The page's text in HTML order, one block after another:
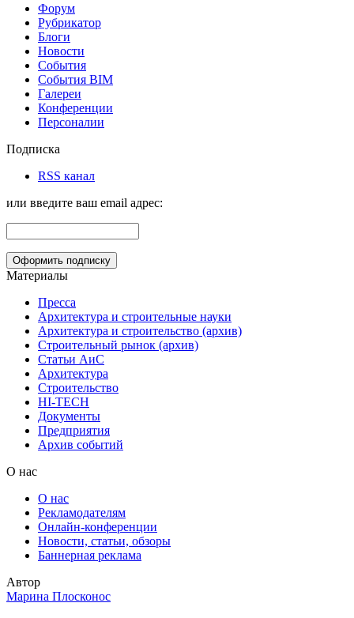
Форум
Рубрикатор
Блоги
Новости
События
События BIM
Галереи
Конференции
Персоналии
Подписка
RSS канал
или введите ваш email адрес:
Материалы
Пресса
Архитектура и строительные науки
Архитектура и строительство (архив)
Строительный рынок (архив)
Статьи АиС
Архитектура
Строительство
HI-TECH
Документы
Предприятия
Архив событий
О нас
О нас
Рекламодателям
Онлайн-конференции
Новости, статьи, обзоры
Баннерная реклама
Автор
Марина Плосконос